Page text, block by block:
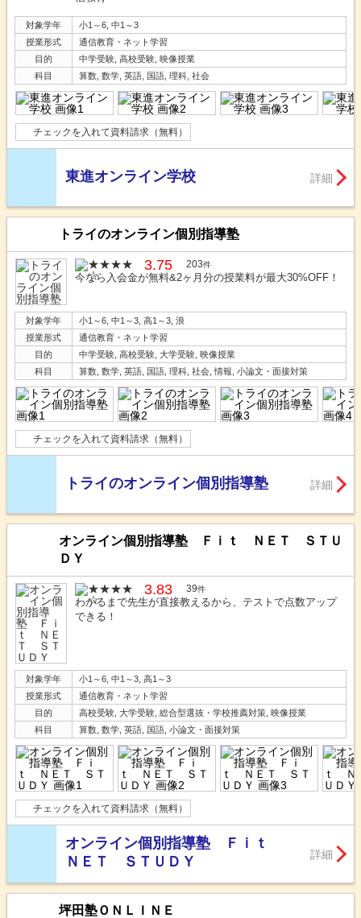
対象学年
小1～6, 中1～3
授業形式
通信教育・ネット学習
目的
中学受験, 高校受験, 映像授業
科目
算数, 数学, 英語, 国語, 理科, 社会
チェックを入れて資料請求（無料）
東進オンライン学校 詳細
トライのオンライン個別指導塾
3.75 203件
今なら入会金が無料&2ヶ月分の授業料が最大30%OFF！
対象学年
小1～6, 中1～3, 高1～3, 浪
授業形式
通信教育・ネット学習
目的
中学受験, 高校受験, 大学受験, 映像授業
科目
算数, 数学, 英語, 国語, 理科, 社会, 情報, 小論文・面接対策
チェックを入れて資料請求（無料）
トライのオンライン個別指導塾 詳細
オンライン個別指導塾 Ｆｉｔ ＮＥＴ ＳＴＵ
ＤＹ
3.83 39件
わかるまで先生が直接教えるから、テストで点数アップ
できる！
対象学年
小1～6, 中1～3, 高1～3
授業形式
通信教育・ネット学習
目的
高校受験, 大学受験, 総合型選抜・学校推薦対策, 映像授業
科目
算数, 数学, 英語, 国語, 小論文・面接対策
チェックを入れて資料請求（無料）
オンライン個別指導塾 Ｆｉｔ
ＮＥＴ ＳＴＵＤＹ
詳細
坪田塾ＯＮＬＩＮＥ